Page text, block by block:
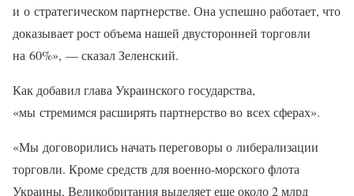
и о стратегическом партнерстве. Она успешно работает, что
доказывает рост объема нашей двусторонней торговли
на 60%», — сказал Зеленский.
Как добавил глава Украинского государства,
«мы стремимся расширять партнерство во всех сферах».
«Мы договорились начать переговоры о либерализации
торговли. Кроме средств для военно-морского флота
Украины, Великобритания выделяет еще около 2 млрд